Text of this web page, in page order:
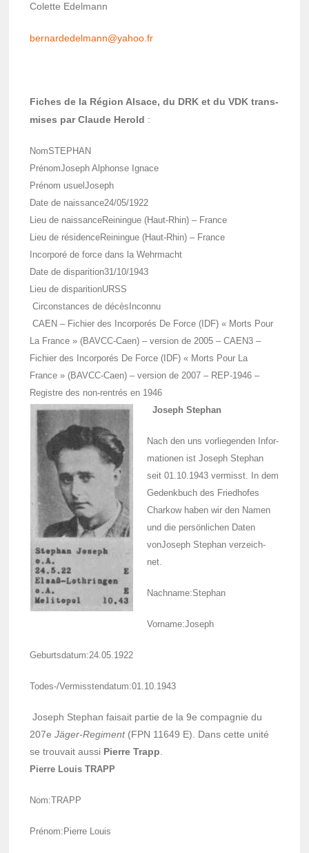
Colette Edel­mann
bernar­de­del­mann@ya­hoo.fr
Fiches de la Région Alsace, du DRK et du VDK trans­
mises par Claude Herold :
NomSTEPHAN
PrénomJoseph Alphonse Ignace
Prénom usuelJoseph
Date de nais­sance24/05/1922
Lieu de nais­sanceReiningue (Haut-Rhin) – France
Lieu de rési­denceReiningue (Haut-Rhin) – France
Incor­poré de force dans la Wehr­macht
Date de dispa­ri­tion31/10/1943
Lieu de dispa­ri­tionURSS
Circons­tances de décès Inconnu
CAEN – Fichier des Incor­po­rés De Force (IDF) « Morts Pour
La France » (BAVCC-Caen) – version de 2005 –CAEN3 –
Fichier des Incor­po­rés De Force (IDF) « Morts Pour La
France » (BAVCC-Caen) – version de 2007 – REP-1946 –
Registre des non-rentrés en 1946
Joseph Stephan
Nach den uns vorlie­gen­den Infor­
ma­tio­nen ist Joseph Stephan
seit 01.10.1943 vermisst. In dem
Gedenk­buch des Fried­hofes
Char­kow haben wir den Namen
und die persön­li­chen Daten
vonJo­seph Stephan verzeich­
net.
Nach­name:Stephan
Vorname:Joseph
Geburts­da­tum:24.05.1922
Todes-/Vermiss­ten­da­tum:01.10.1943
Joseph Stephan faisait partie de la 9e compa­gnie du
207eJäger-Regi­ment(FPN 11649 E). Dans cette unité
se trou­vait aussi Pierre Trapp
Pierre Louis TRAPP
Nom:TRAPP
Prénom:Pierre Louis